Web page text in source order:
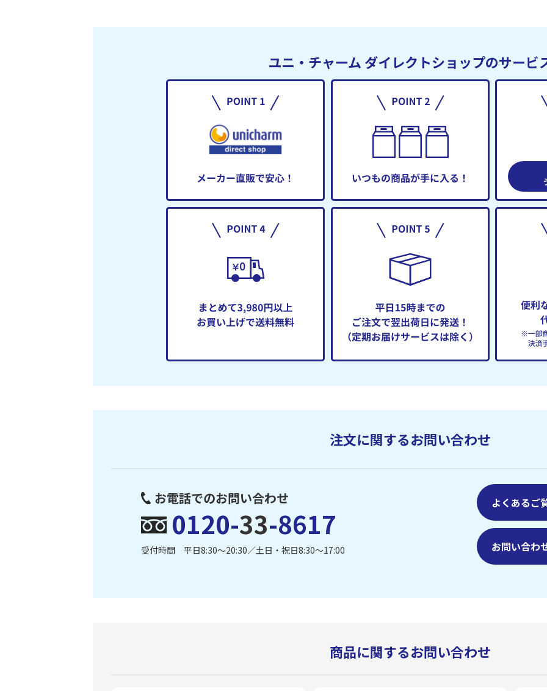
ユニ・チャーム ダイレクトショップのサービ
注文に関するお問い合わせ
お電話でのお問い合わせ
0120-33-8617
受付時間 平日8:30〜20:30／土日・祝日8:30〜17:00
よくあるご
お問い合わ
商品に関するお問い合わせ